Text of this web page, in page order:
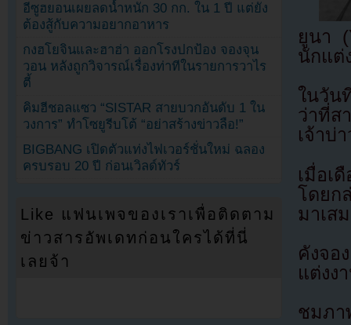
ยูนา
นักแต่
ในวัน
ว่าที่ส
เจ้าบ่
เมื่อเ
โดยก
มาเส
คังจอ
แต่งง
ชมภา
อีซูฮยอนเผยลดน้ำหนัก 30 กก. ใน 1 ปี แต่ยัง
ต้องสู้กับความอยากอาหาร
กงฮโยจินและฮาฮ่า ออกโรงปกป้อง จองจุน
วอน หลังถูกวิจารณ์เรื่องท่าทีในรายการวาไร
ตี้
คิมฮีชอลแซว “SISTAR สายบวกอันดับ 1 ใน
วงการ” ทำโซยูรีบโต้ “อย่าสร้างข่าวลือ!”
BIGBANG เปิดตัวแท่งไฟเวอร์ชั่นใหม่ ฉลอง
ครบรอบ 20 ปี ก่อนเวิลด์ทัวร์
Like แฟนเพจของเราเพื่อติดตาม
ข่าวสารอัพเดทก่อนใครได้ที่นี่
เลยจ้า